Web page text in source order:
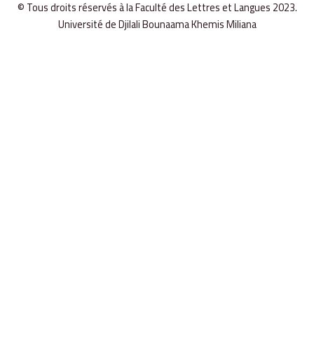
© Tous droits réservés à la Faculté des Lettres et Langues 2023.
Université de Djilali Bounaama Khemis Miliana